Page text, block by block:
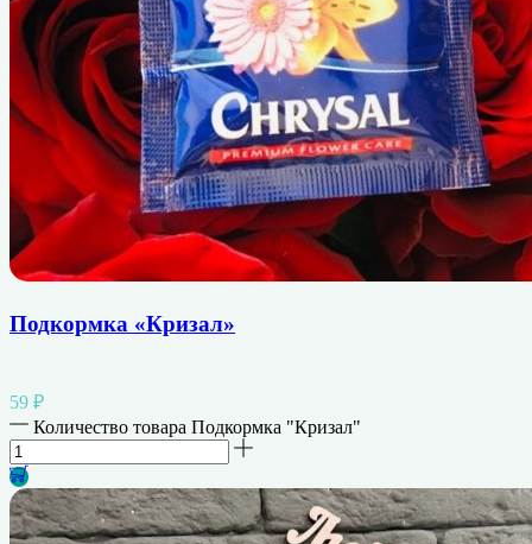
Подкормка «Кризал»
59 ₽
Количество товара Подкормка "Кризал"